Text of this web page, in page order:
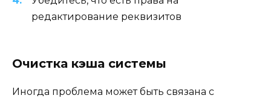
редактирование реквизитов
Очистка кэша системы
Иногда проблема может быть связана с